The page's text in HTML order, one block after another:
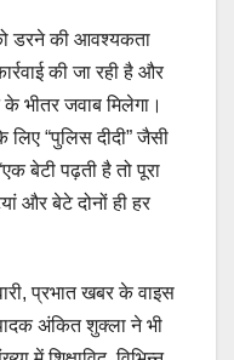
डरने की आवश्यकता
की जा रही है और
भीतर जवाब मिलेगा।
लिए “पुलिस दीदी” जैसी
बेटी पढ़ती है तो पूरा
और बेटे दोनों ही हर
प्रभात खबर के वाइस
अंकित शुक्ला ने भी